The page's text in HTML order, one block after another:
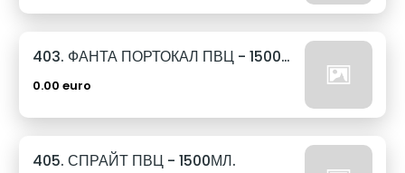
403. ФАНТА ПОРТОКАЛ ПВЦ - 1500МЛ.
0.00 euro
405. СПРАЙТ ПВЦ - 1500МЛ.